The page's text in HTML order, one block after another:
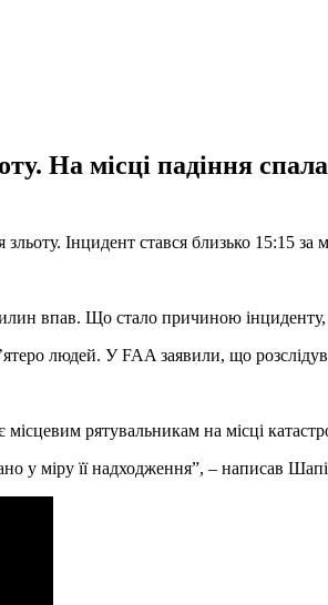
На місці падіння
Інцидент стався близько 15:15
впав. Що стало причиною
людей. У FAA заявили, що
рятувальникам на місці
у міру її надходження”, – написав